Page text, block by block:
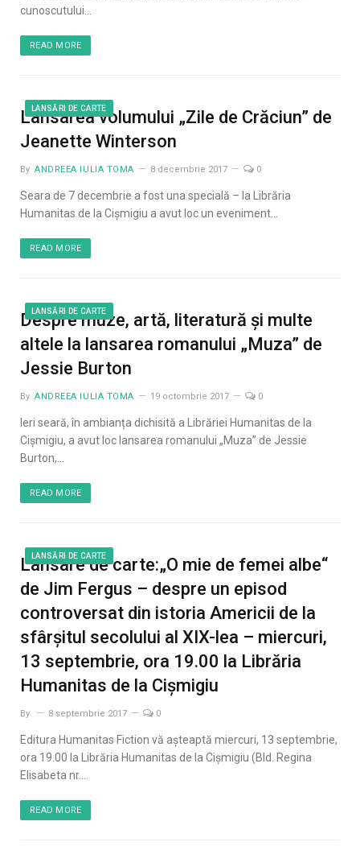
cunoscutului…
READ MORE
LANSĂRI DE CARTE
Lansarea volumului „Zile de Crăciun” de
Jeanette Winterson
By ANDREEA IULIA TOMA 8 decembrie 2017 0
Seara de 7 decembrie a fost una specială – la Librăria
Humanitas de la Cișmigiu a avut loc un eveniment…
READ MORE
LANSĂRI DE CARTE
Despre muze, artă, literatură și multe
altele la lansarea romanului „Muza” de
Jessie Burton
By ANDREEA IULIA TOMA 19 octombrie 2017 0
Ieri seară, în ambianța dichisită a Librăriei Humanitas de la
Cișmigiu, a avut loc lansarea romanului „Muza” de Jessie
Burton,…
READ MORE
LANSĂRI DE CARTE
Lansare de carte:„O mie de femei albe“
de Jim Fergus – despre un episod
controversat din istoria Americii de la
sfârșitul secolului al XIX-lea – miercuri,
13 septembrie, ora 19.00 la Librăria
Humanitas de la Cișmigiu
By 8 septembrie 2017 0
Editura Humanitas Fiction vă aşteaptă miercuri, 13 septembrie,
ora 19.00 la Librăria Humanitas de la Cişmigiu (Bld. Regina
Elisabeta nr.…
READ MORE